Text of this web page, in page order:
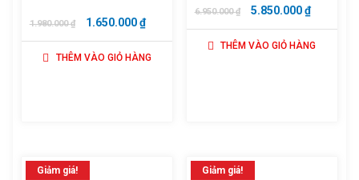
1.980.000₫
GIÁ
GỐC
LÀ:
1.650.000₫GIÁ
HIỆN
TẠI
THÊM VÀO GIỎ HÀNG
6.950.000₫
GIÁ
GỐC
LÀ:
5.850.000₫GIÁ
HIỆN
TẠI
THÊM VÀO GIỎ HÀNG
Giảm giá!
Giảm giá!